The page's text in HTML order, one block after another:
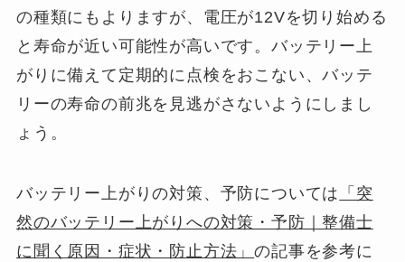
の種類にもよりますが、電圧が12Vを切り始める
と寿命が近い可能性が高いです。バッテリー上
がりに備えて定期的に点検をおこない、バッテ
リーの寿命の前兆を見逃がさないようにしまし
ょう。
バッテリー上がりの対策、予防については 「突
然のバッテリー上がりへの対策・予防｜整備士
に聞く原因・症状・防止方法」の記事を参考に